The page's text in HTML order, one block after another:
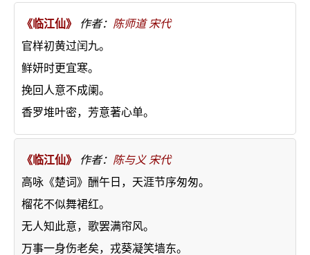
《临江仙》 作者： 陈师道 宋代
官样初黄过闰九。
鲜妍时更宜寒。
挽回人意不成阑。
香罗堆叶密，芳意著心单。
《临江仙》 作者： 陈与义 宋代
高咏《楚词》酬午日，天涯节序匆匆。
榴花不似舞裙红。
无人知此意，歌罢满帘风。
万事一身伤老矣，戎葵凝笑墙东。